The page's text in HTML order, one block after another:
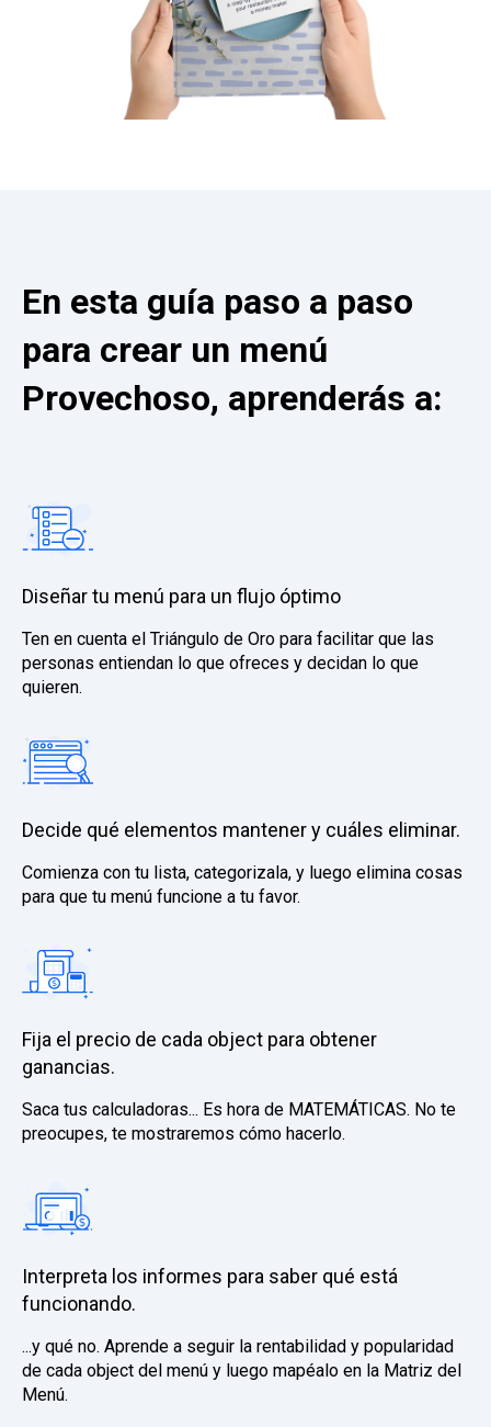
En esta guía paso a paso
para crear un menú
Provechoso, aprenderás a:
Diseñar tu menú para un flujo óptimo
Ten en cuenta el Triángulo de Oro para facilitar que las
personas entiendan lo que ofreces y decidan lo que
quieren.
Decide qué elementos mantener y cuáles eliminar.
Comienza con tu lista, categorizala, y luego elimina cosas
para que tu menú funcione a tu favor.
Fija el precio de cada object para obtener
ganancias.
Saca tus calculadoras... Es hora de MATEMÁTICAS. No te
preocupes, te mostraremos cómo hacerlo.
Interpreta los informes para saber qué está
funcionando.
...y qué no. Aprende a seguir la rentabilidad y popularidad
de cada object del menú y luego mapéalo en la Matriz del
Menú.